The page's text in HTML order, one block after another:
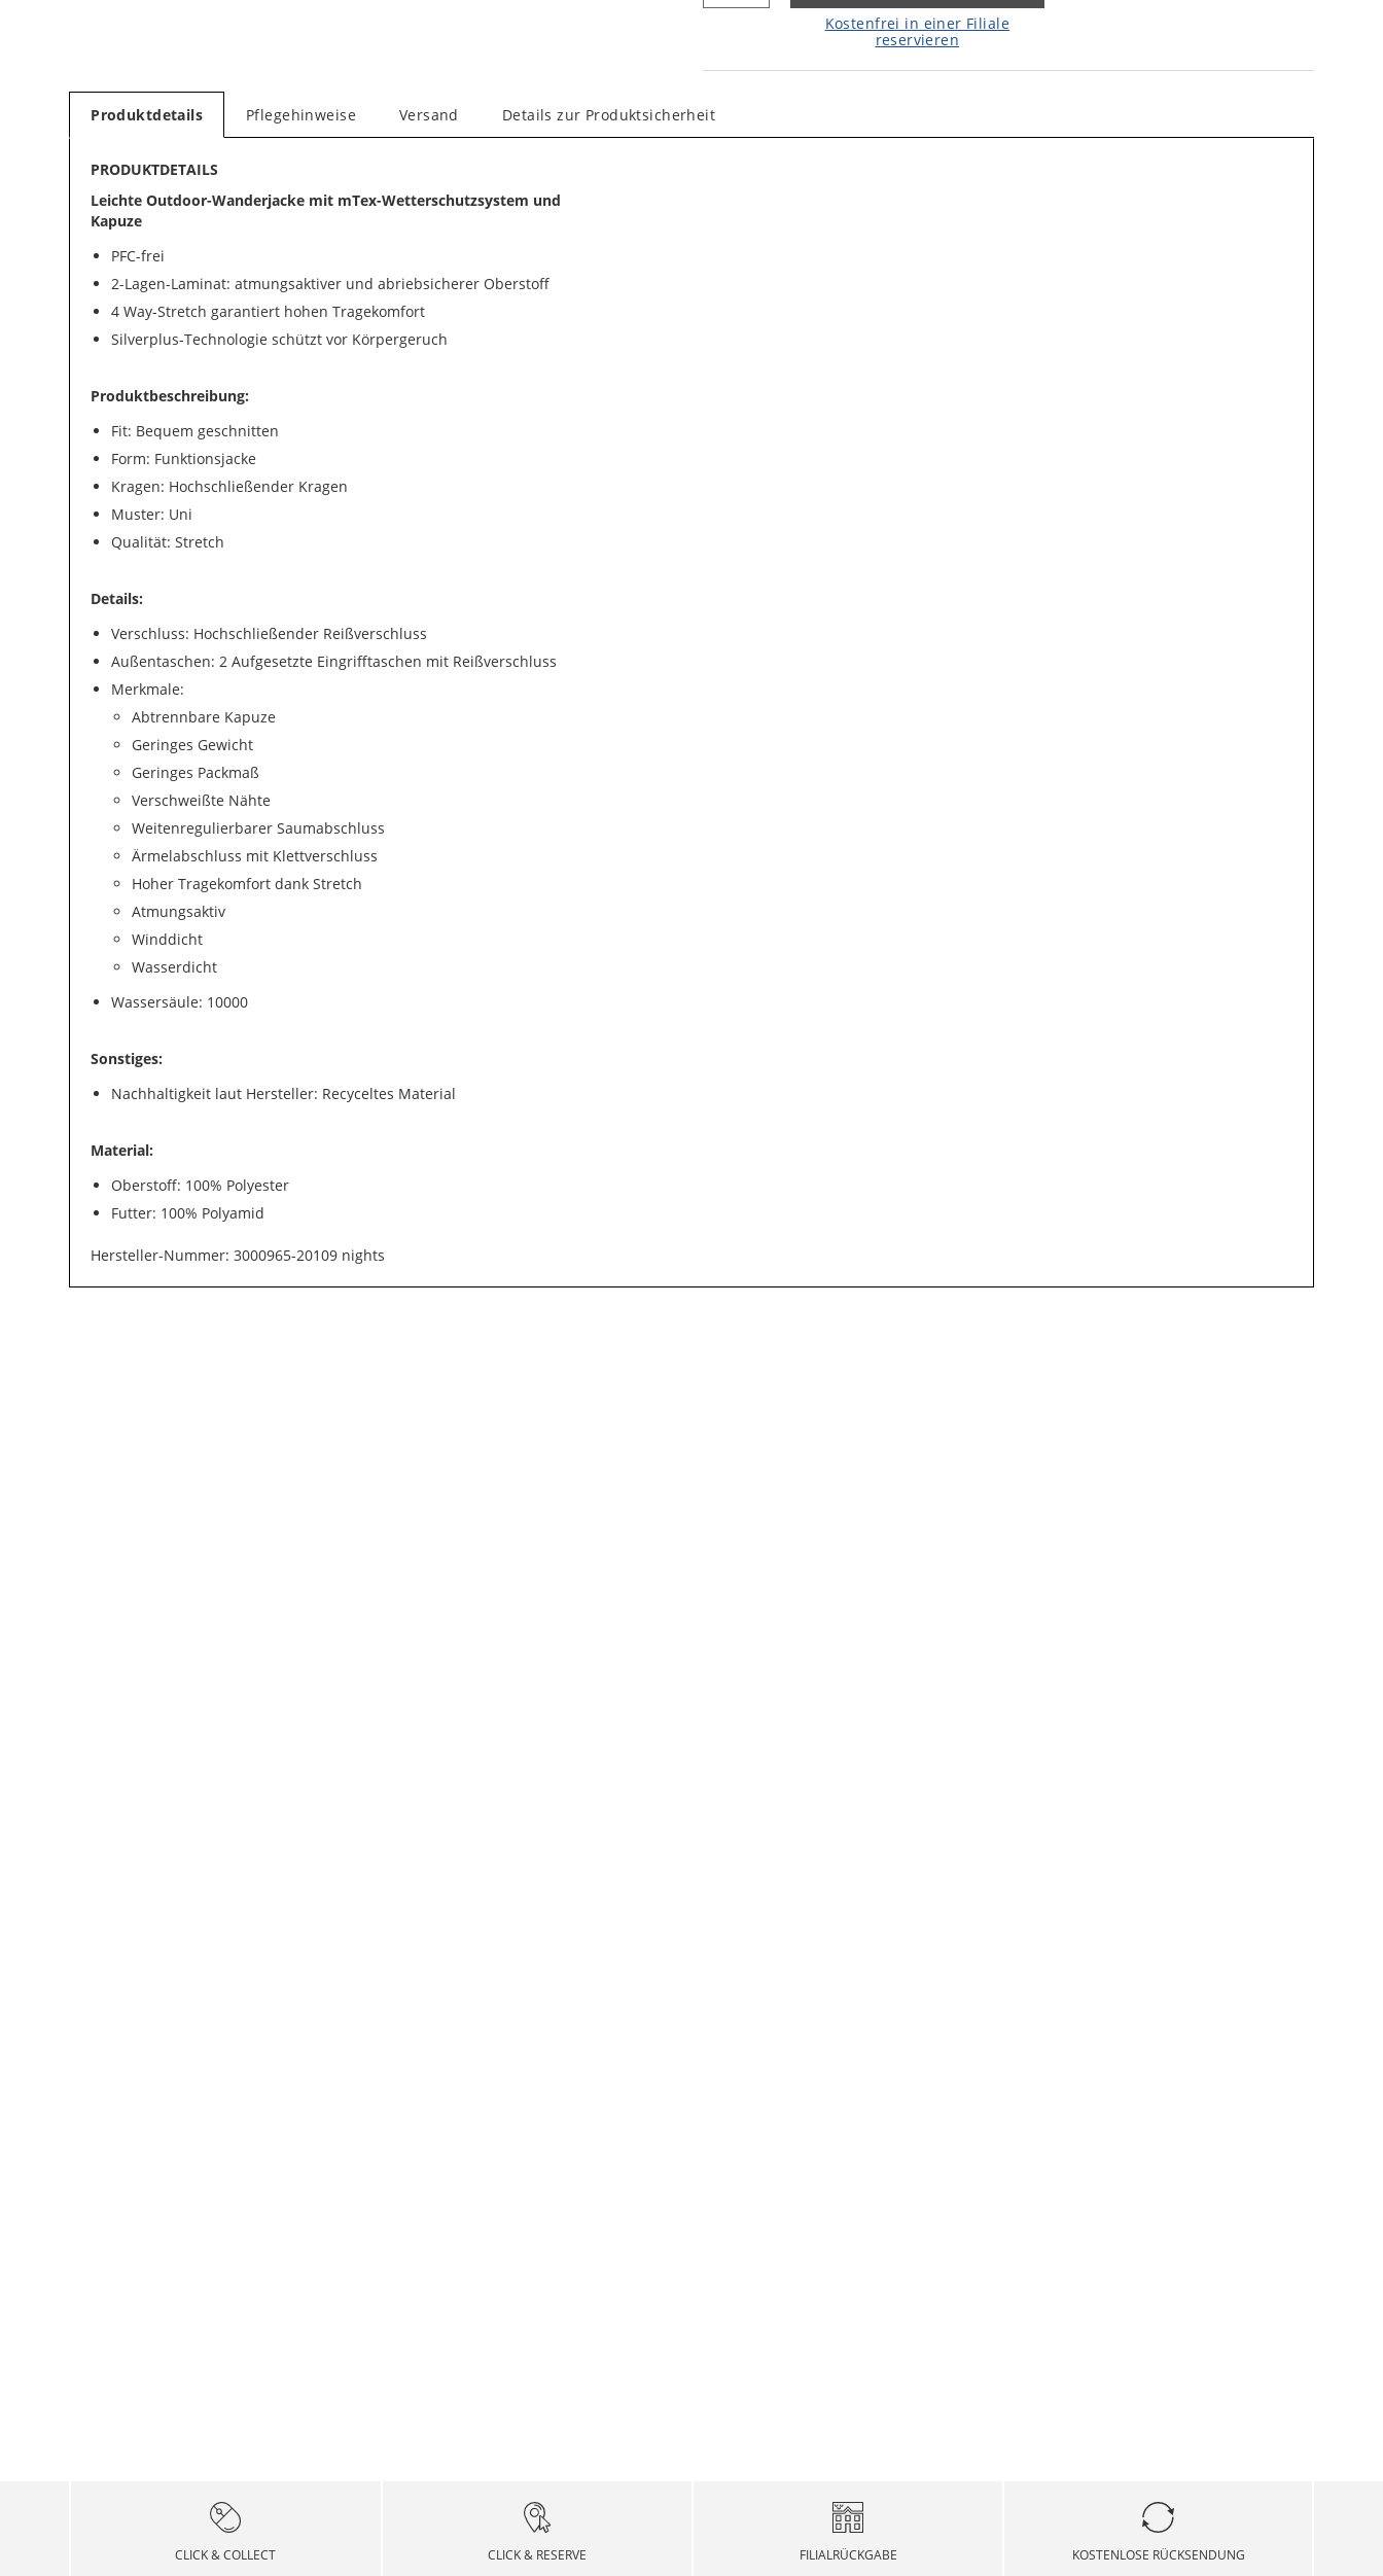
Kostenfrei in einer Filiale
reservieren
Produktdetails Pflegehinweise Versand Details zur Produktsicherheit
PRODUKTDETAILS
Leichte Outdoor-Wanderjacke mit mTex-Wetterschutzsystem und
Kapuze
PFC-frei
2-Lagen-Laminat: atmungsaktiver und abriebsicherer Oberstoff
4 Way-Stretch garantiert hohen Tragekomfort
Silverplus-Technologie schützt vor Körpergeruch
Produktbeschreibung:
Fit: Bequem geschnitten
Form: Funktionsjacke
Kragen: Hochschließender Kragen
Muster: Uni
Qualität: Stretch
Details:
Verschluss: Hochschließender Reißverschluss
Außentaschen: 2 Aufgesetzte Eingrifftaschen mit Reißverschluss
Merkmale:
Abtrennbare Kapuze
Geringes Gewicht
Geringes Packmaß
Verschweißte Nähte
Weitenregulierbarer Saumabschluss
Ärmelabschluss mit Klettverschluss
Hoher Tragekomfort dank Stretch
Atmungsaktiv
Winddicht
Wasserdicht
Wassersäule: 10000
Sonstiges:
Nachhaltigkeit laut Hersteller: Recyceltes Material
Material:
Oberstoff: 100% Polyester
Futter: 100% Polyamid
Hersteller-Nummer: 3000965-20109 nights
CLICK & COLLECT CLICK & RESERVE FILIALRÜCKGABE KOSTENLOSE RÜCKSENDUNG